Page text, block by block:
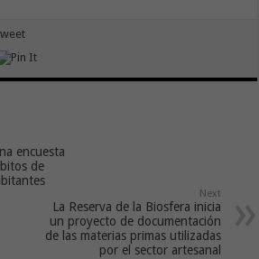
encuesta
de
Next
La Reserva de la Biosfera inicia
un proyecto de documentación
de las materias primas utilizadas
por el sector artesanal